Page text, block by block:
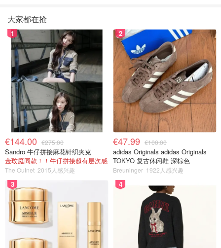
大家都在抢
1
€144.00 €275.00
Sandro 牛仔拼接麻花针织夹克
金玟庭同款！！牛仔拼接超有层次感
The Outnet 2015人感兴趣
2
€47.99 €100.00
adidas Originals adidas Originals
TOKYO 复古休闲鞋 深棕色
Breuninger 1922人感兴趣
3 4